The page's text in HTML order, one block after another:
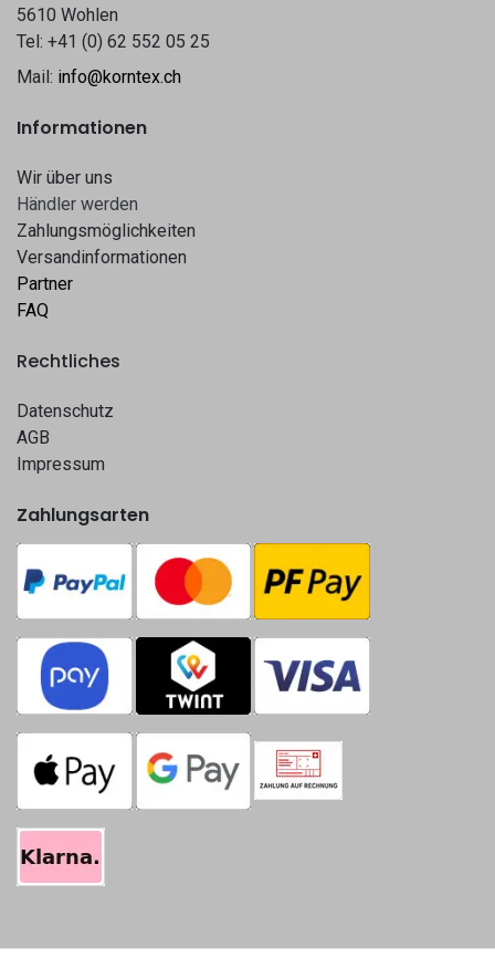
5610 Wohlen
Tel: +41 (0) 62 552 05 25
Mail: info@korntex.ch
Informationen
Wir über uns
Hä​​ndle​​r werden​​
Zahlungsmöglichkeiten
Versandinformationen
Partner
FAQ
Rechtliches
Datenschutz
AGB
Impressum
Zahlungsarten